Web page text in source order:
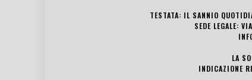
TESTATA: IL SANNIO
SEDE LEGALE:
LA
INDICAZIONE